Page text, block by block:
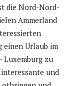
die Nord-Nord-
Ammerland
einen Urlaub im
Luxemburg zu
und